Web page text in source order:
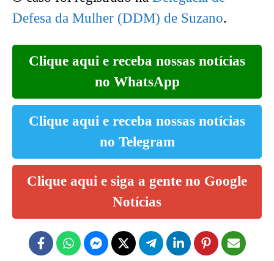
Defesa da Mulher (DDM) de Suzano.
Clique aqui e receba nossas notícias
no WhatsApp
Clique aqui e receba nossas notícias
no Telegram
Clique aqui e siga a gente no Google
Notícias